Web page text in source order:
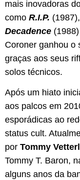
mais inovadoras
como R.I.P. (1987),
Decadence
Coroner ganhou o
graças aos seus
solos técnicos.
Após um hiato
aos palcos em
esporádicas ao
status cult.
por Tommy
Tommy T. Baron,
alguns anos da